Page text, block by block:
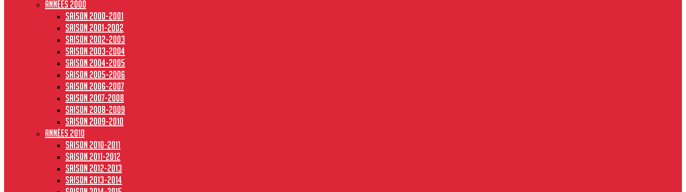
Années 2000
Saison 2000-2001
Saison 2001-2002
Saison 2002-2003
Saison 2003-2004
Saison 2004-2005
Saison 2005-2006
Saison 2006-2007
Saison 2007-2008
Saison 2008-2009
Saison 2009-2010
Années 2010
Saison 2010-2011
Saison 2011-2012
Saison 2012-2013
Saison 2013-2014